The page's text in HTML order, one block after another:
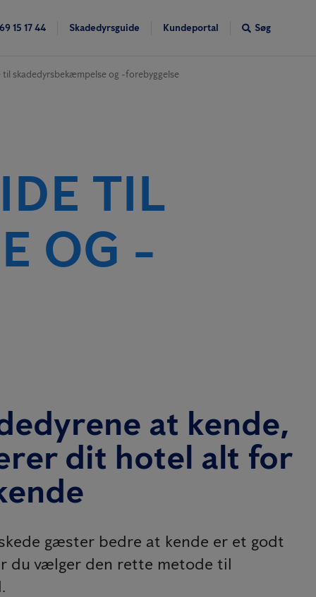
69 15 17 44 Skadedyrsguide Kundeportal Søg
skadedyrsbekæmpelse og -forebyggelse
TIL
OG -
at kende,
dit hotel alt for
gæster bedre at kende er et godt
du vælger den rette metode til